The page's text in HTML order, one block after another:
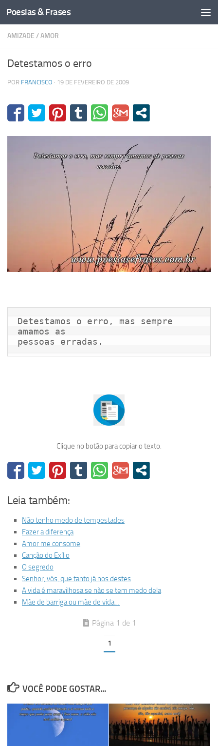
Skip to content
Poesias & Frases
AMIZADE /AMOR
Detestamos o erro
POR FRANCISCO · 19 DE FEVEREIRO DE 2009
Detestamos o erro, mas sempre
amamos as
pessoas erradas.
Clique no botão para copiar o texto.
Leia também:
Não tenho medo de tempestades
Fazer a diferença
Amor me consome
Canção do Exílio
O segredo
Senhor, vós, que tanto já nos destes
A vida é maravilhosa se não se tem medo dela
Mãe de barriga ou mãe de vida…
Página 1 de 1
1
VOCÊ PODE GOSTAR...